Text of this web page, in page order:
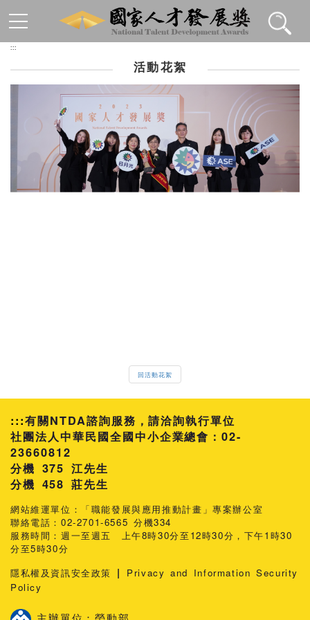
:::
活動花絮
回活動花絮
:::有關NTDA諮詢服務，請洽詢執行單位
社團法人中華民國全國中小企業總會：02-
23660812
分機 375 江先生
458 莊先生
網站維運單位：「職能發展與應用推動計畫」專案辦公室
聯絡電話：02-2701-6565 分機334
服務時間：週一至週五 上午8時30分至12時30分，下午1時30
分至5時30分
隱私權及資訊安全政策 |
Privacy and Information Security
Policy